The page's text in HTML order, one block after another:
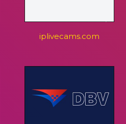
iplivecams.com